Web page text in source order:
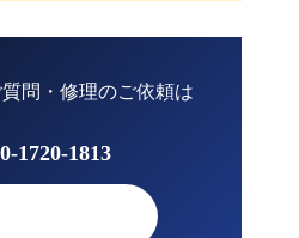
問・修理のご依頼は
1720-1813